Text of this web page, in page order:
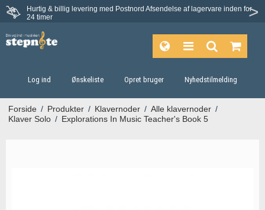
Hurtig & billig levering med Postnord Afsendelse af lagervare inden for
24 timer
Fortrydelsesret på 30 dage
Log ind Ønskeliste Opret bruger Nyhedstilmelding
Forside / Produkter / Klavernoder / Alle klavernoder /
Klaver Solo / Explorations In Music Teacher's Book 5